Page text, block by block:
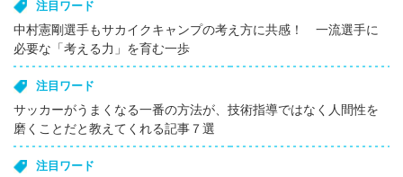
注目ワード
中村憲剛選手もサカイクキャンプの考え方に共感！ 一流選手に
必要な「考える力」を育む一歩
注目ワード
サッカーがうまくなる一番の方法が、技術指導ではなく人間性を
磨くことだと教えてくれる記事７選
注目ワード